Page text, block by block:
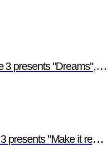
"Dreams", a digital short film
it real", a digital short film